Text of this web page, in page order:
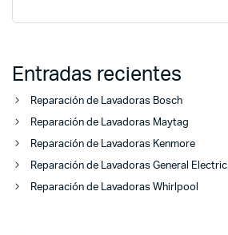
Entradas recientes
Reparación de Lavadoras Bosch
Reparación de Lavadoras Maytag
Reparación de Lavadoras Kenmore
Reparación de Lavadoras General Electric
Reparación de Lavadoras Whirlpool